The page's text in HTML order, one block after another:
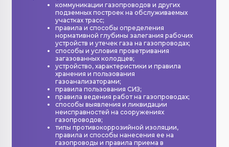
коммуникации газопроводов и других
подземных построек на обслуживаемых
участках трасс;
правила и способы определения
нормативной глубины залегания рабочих
устройств и утечек газа на газопроводах;
способы и условия проветривания
загазованных колодцев;
устройство, характеристики и правила
хранения и пользования
газоанализаторами;
правила пользования СИЗ;
правила ведения работ на газопроводах;
способы выявления и ликвидации
неисправностей на сооружениях
газопроводов;
типы противокоррозийной изоляции,
правила и способы нанесения ее на
газопроводы и правила приема в